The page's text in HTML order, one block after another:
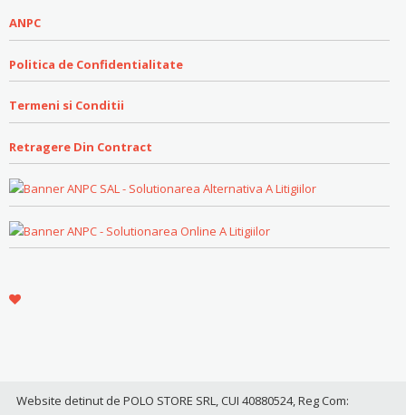
ANPC
Politica de Confidentialitate
Termeni si Conditii
Retragere Din Contract
Website detinut de POLO STORE SRL, CUI 40880524, Reg Com: